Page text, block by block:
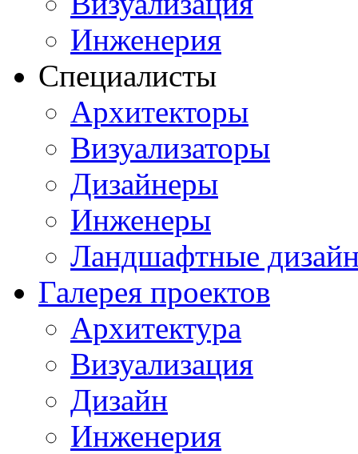
Инженерия
Специалисты
Архитекторы
Визуализаторы
Дизайнеры
Инженеры
Ландшафтные
Галерея проектов
Архитектура
Визуализация
Дизайн
Инженерия